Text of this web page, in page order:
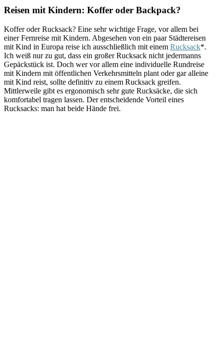
Reisen mit Kindern: Koffer oder Backpack?
Koffer oder Rucksack? Eine sehr wichtige Frage, vor allem bei
einer Fernreise mit Kindern. Abgesehen von ein paar Städtereisen
mit Kind in Europa reise ich ausschließlich mit einem Rucksack*.
Ich weiß nur zu gut, dass ein großer Rucksack nicht jedermanns
Gepäckstück ist. Doch wer vor allem eine individuelle Rundreise
mit Kindern mit öffentlichen Verkehrsmitteln plant oder gar alleine
mit Kind reist, sollte definitiv zu einem Rucksack greifen.
Mittlerweile gibt es ergonomisch sehr gute Rucksäcke, die sich
komfortabel tragen lassen. Der entscheidende Vorteil eines
Rucksacks: man hat beide Hände frei.